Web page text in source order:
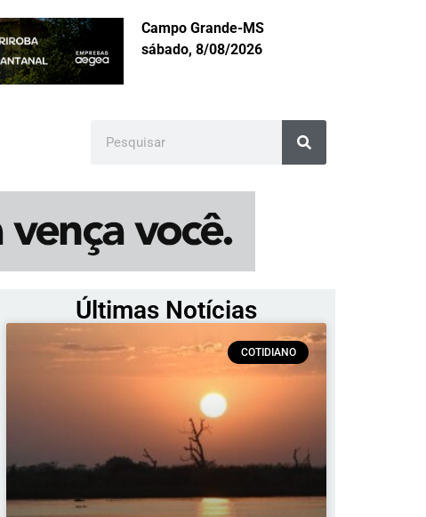
Campo Grande-MS
sábado, 8/08/2026
Últimas Notícias
COTIDIANO